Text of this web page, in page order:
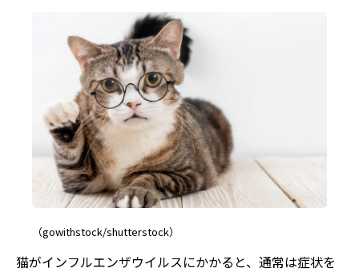
（gowithstock/shutterstock）
猫がインフルエンザウイルスにかかると、通常は症状を